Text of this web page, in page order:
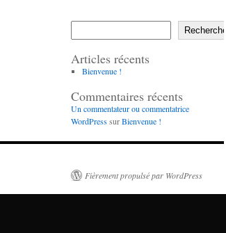
Rechercher
Articles récents
Bienvenue !
Commentaires récents
Un commentateur ou commentatrice
WordPresssurBienvenue !
Fièrement propulsé par WordPress